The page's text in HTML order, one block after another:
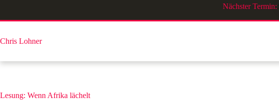
springen
Nächster Termin:
Chris Lohner
Lesung: Wenn Afrika lächelt